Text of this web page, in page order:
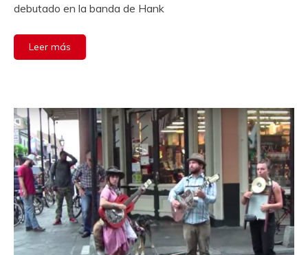
debutado en la banda de Hank
Leer más